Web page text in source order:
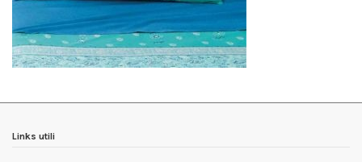
Links utili